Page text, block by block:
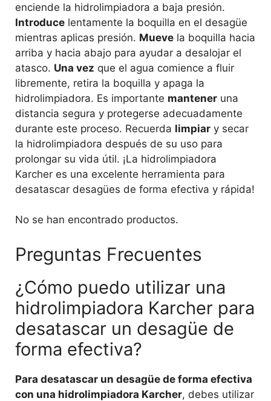
enciende la hidrolimpiadora a baja presión.
Introduce lentamente la boquilla en el desagüe
mientras aplicas presión. Mueve la boquilla hacia
arriba y hacia abajo para ayudar a desalojar el
atasco. Una vez que el agua comience a fluir
libremente, retira la boquilla y apaga la
hidrolimpiadora. Es importante mantener una
distancia segura y protegerse adecuadamente
durante este proceso. Recuerda limpiar y secar
la hidrolimpiadora después de su uso para
prolongar su vida útil. ¡La hidrolimpiadora
Karcher es una excelente herramienta para
desatascar desagües de forma efectiva y rápida!
No se han encontrado productos.
Preguntas Frecuentes
¿Cómo puedo utilizar una
hidrolimpiadora Karcher para
desatascar un desagüe de
forma efectiva?
Para desatascar un desagüe de forma efectiva
con una hidrolimpiadora Karcher, debes utilizar